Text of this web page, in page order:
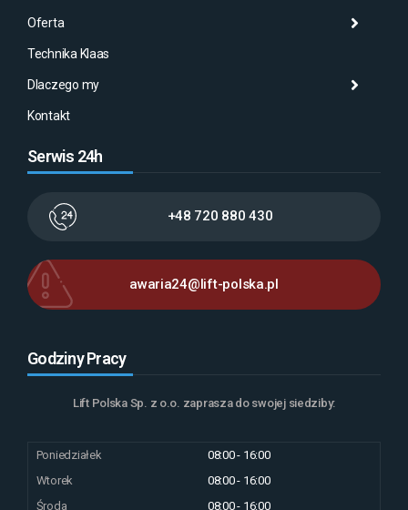
Oferta
Technika Klaas
Dlaczego my
Kontakt
Serwis 24h
+48 720 880 430
awaria24@lift-polska.pl
Godziny Pracy
Lift Polska Sp. z o.o. zaprasza do swojej siedziby:
Poniedziałek
08:00 - 16:00
Wtorek
08:00 - 16:00
Środa
08:00 - 16:00